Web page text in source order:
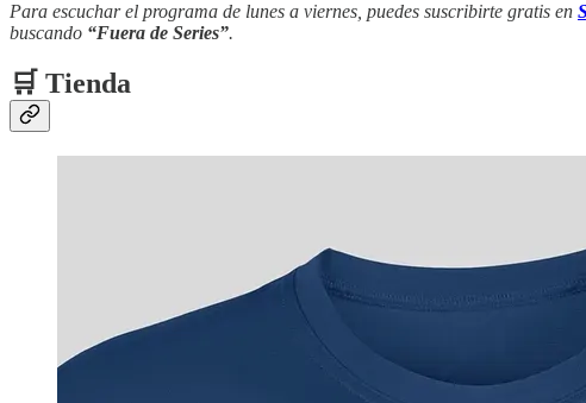
Para escuchar el programa de lunes a viernes, puedes suscribirte gratis en
buscando “Fuera de Series”.
🛒 Tienda